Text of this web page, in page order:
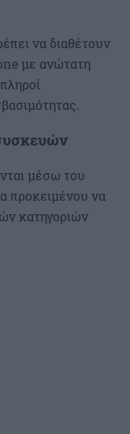
να διαθέτουν
με ανώτατη
μέσω του
προκειμένου να
κατηγοριών